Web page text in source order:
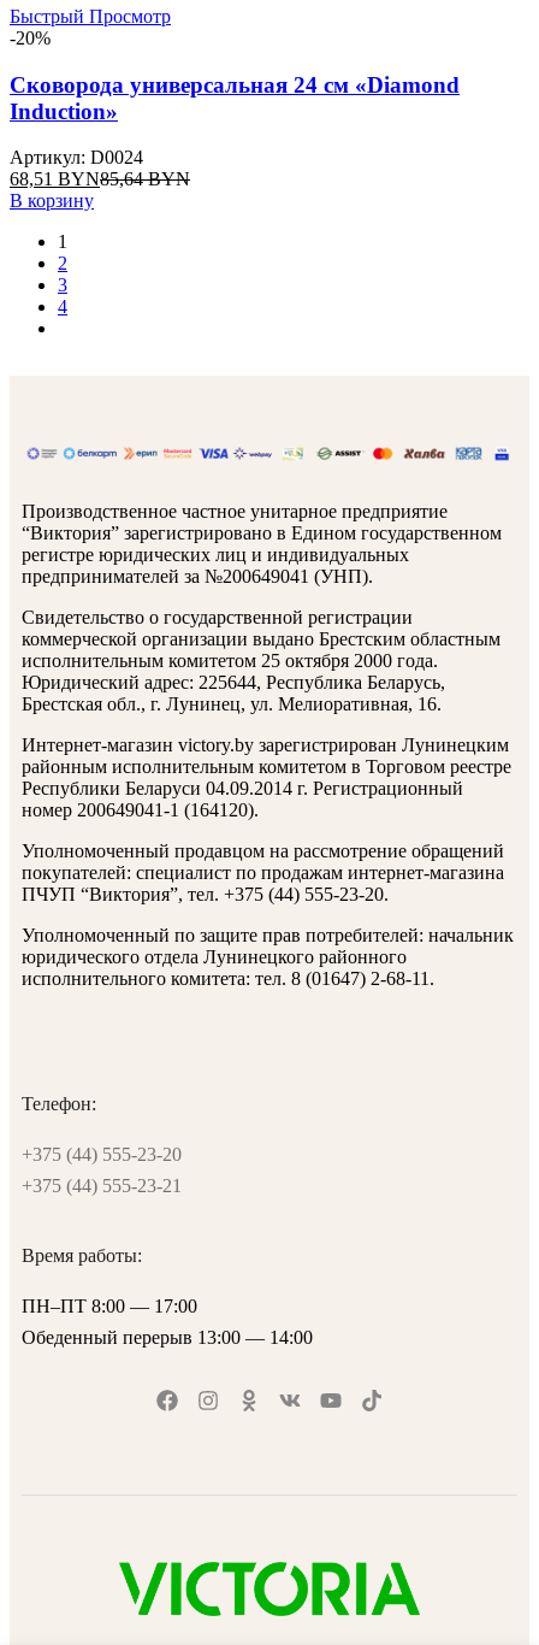
Быстрый Просмотр
-20%
Сковорода универсальная 24 см «Diamond
Induction»
Артикул: D0024
68,51 BYN85,64BYN
В корзину
1
2
3
4
Производственное частное унитарное предприятие
“Виктория” зарегистрировано в Едином государственном
регистре юридических лиц и индивидуальных
предпринимателей за №200649041 (УНП).
Свидетельство о государственной регистрации
коммерческой организации выдано Брестским областным
исполнительным комитетом 25 октября 2000 года.
Юридический адрес: 225644, Республика Беларусь,
Брестская обл., г. Лунинец, ул. Мелиоративная, 16.
Интернет-магазин victory.by зарегистрирован Лунинецким
районным исполнительным комитетом в Торговом реестре
Республики Беларуси 04.09.2014 г. Регистрационный
номер 200649041-1 (164120).
Уполномоченный продавцом на рассмотрение обращений
покупателей: специалист по продажам интернет-магазина
ПЧУП “Виктория”, тел. +375 (44) 555-23-20.
Уполномоченный по защите прав потребителей: начальник
юридического отдела Лунинецкого районного
исполнительного комитета: тел. 8 (01647) 2-68-11.
Телефон:
+375 (44) 555-23-20
+375 (44) 555-23-21
Время работы:
ПН–ПТ 8:00 — 17:00
Обеденный перерыв 13:00 — 14:00